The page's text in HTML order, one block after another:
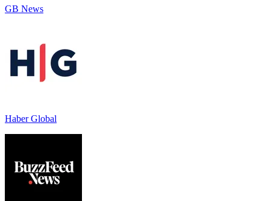
GB News
Haber Global